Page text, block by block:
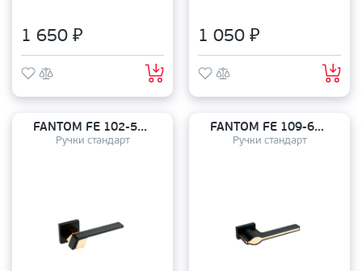
1 650 ₽ 1 050 ₽
FANTOM FE 102-50 MB/22Gold СИМОНА
Ручки стандарт
FANTOM FE 109-60 MB/22Gold ПАТТИ
Ручки стандарт